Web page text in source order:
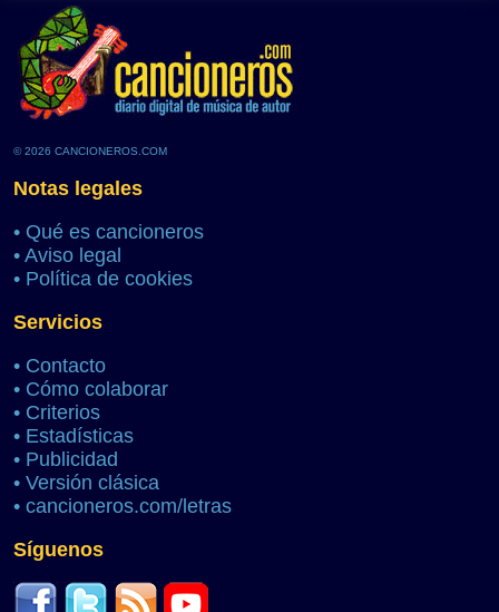
© 2026 CANCIONEROS.COM
Notas legales
• Qué es cancioneros
• Aviso legal
• Política de cookies
Servicios
• Contacto
• Cómo colaborar
• Criterios
• Estadísticas
• Publicidad
• Versión clásica
• cancioneros.com/letras
Síguenos